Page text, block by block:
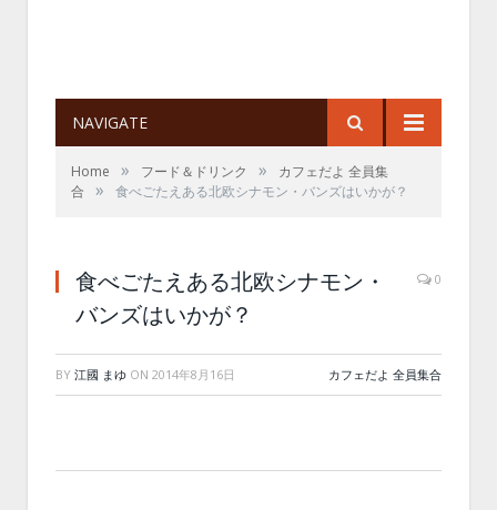
NAVIGATE
Home » フード＆ドリンク »
カフェだよ 全員集
合
» 食べごたえある北欧シナモン・バンズはいかが？
食べごたえある北欧シナモン・
バンズはいかが？
0
BY 江國 まゆ ON 2014年8月16日 カフェだよ 全員集合